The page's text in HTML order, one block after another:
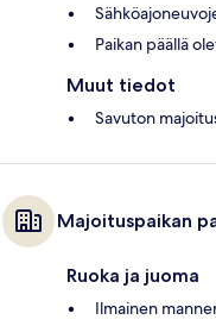
Paikan päällä
Muut tiedot
Savuton
Majoituspaikan
Ruoka ja juoma
Ilmainen